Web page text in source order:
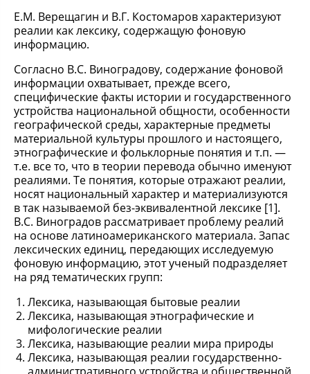
Е.М. Верещагин и В.Г. Костомаров характеризуют
реалии как лексику, содержащую фоновую
информацию.
Согласно В.С. Виноградову, содержание фоновой
информации охватывает, прежде всего,
специфические факты истории и государственного
устройства национальной общности, особенности
географической среды, характерные предметы
материальной культуры прошлого и настоящего,
этнографические и фольклорные понятия и т.п. —
т.е. все то, что в теории перевода обычно именуют
реалиями. Те понятия, которые отражают реалии,
носят национальный характер и материализуются
в так называемой без-эквивалентной лексике [1].
В.С. Виноградов рассматривает проблему реалий
на основе латиноамериканского материала. Запас
лексических единиц, передающих исследуемую
фоновую информацию, этот ученый подразделяет
на ряд тематических групп:
Лексика, называющая бытовые реалии
Лексика, называющая этнографические и
мифологические реалии
Лексика, называющие реалии мира природы
Лексика, называющая реалии государственно-